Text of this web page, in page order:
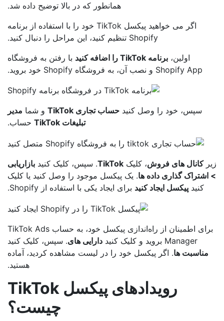
همانطور که در بالا توضیح داده شد.
اگر می خواهید پیکسل TikTok خود را با استفاده از برنامه
Shopify تنظیم کنید، این مراحل را دنبال کنید.
اولین،برنامه TikTok را اضافه کنید
با رفتن به فروشگاه
Shopify App و نصب آن، به فروشگاه Shopify خود بروید.
سپس، خود را وصل کنیدحساب تجاری TikTok و شمامدیر
تبلیغات TikTok
حساب.
کانال های فروش ، کلیکTikTok. سپس، کلیک کنیدبازاریابی
گذاری داده ها. یک پیکسل موجود را وصل کنید یا کلیک
کنیدپیکسل ایجاد کنید برای ایجاد یکی با استفاده از Shopify.
برای اطمینان از راه‌اندازی پیکسل خود، به حساب TikTok Ads
Manager بروید و کلیک کنید
دارایی های . سپس، کلیک کنید
مناسبت ها. اگر پیکسل خود را در لیست مشاهده کردید، آماده
هستید.
رویدادهای پیکسل TikTok
چیست؟